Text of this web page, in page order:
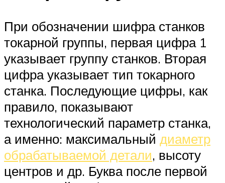
При обозначении шифра станков
токарной группы, первая цифра 1
указывает группу станков. Вторая
цифра указывает тип токарного
станка. Последующие цифры, как
правило, показывают
технологический параметр станка,
а именно: максимальный диаметр
обрабатываемой детали, высоту
центров и др. Буква после первой